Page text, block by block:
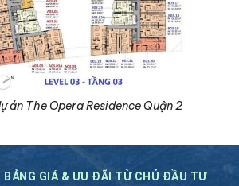
án The Opera Residence Quận 2
BẢNG GIÁ & ƯU ĐÃI TỪ CHỦ ĐẦU TƯ